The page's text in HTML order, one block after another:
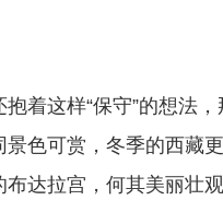
着这样“保守”的想法
色可赏，冬季的西藏
达拉宫，何其美丽壮